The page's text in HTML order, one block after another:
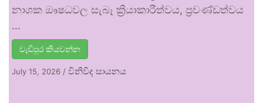
නාශක ඖෂධවල සැබෑ ක්‍රියාකාරීත්වය, ප්‍රචණ්ඩත්වය
…
වැඩිපුර කියවන්න
July 15, 2026 / විනිවිද සායනය